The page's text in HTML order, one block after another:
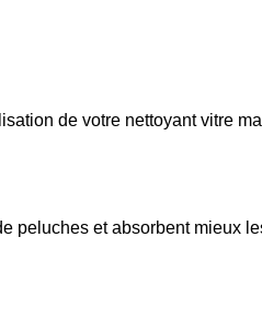
de votre nettoyant vitre
peluches et absorbent mieux